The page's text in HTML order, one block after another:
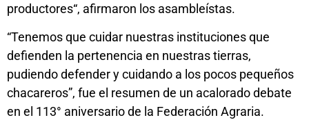
productores“, afirmaron los asambleístas.
“Tenemos que cuidar nuestras instituciones que
defienden la pertenencia en nuestras tierras,
pudiendo defender y cuidando a los pocos pequeños
chacareros”, fue el resumen de un acalorado debate
en el 113° aniversario de la Federación Agraria.